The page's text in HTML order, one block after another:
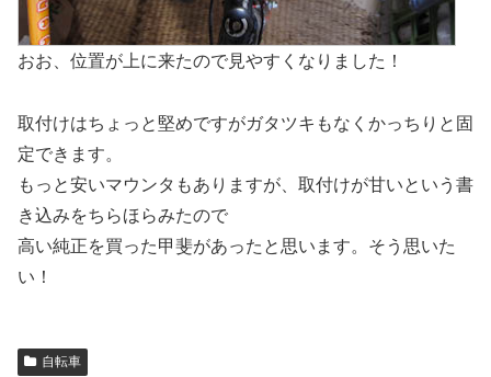
おお、位置が上に来たので見やすくなりました！
取付けはちょっと堅めですがガタツキもなくかっちりと固
定できます。
もっと安いマウンタもありますが、取付けが甘いという書
き込みをちらほらみたので
高い純正を買った甲斐があったと思います。そう思いた
い！
自転車